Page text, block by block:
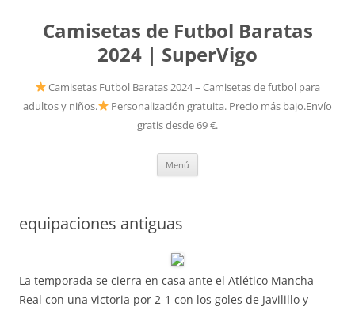
Camisetas de Futbol Baratas
2024 | SuperVigo
Camisetas Futbol Baratas 2024 – Camisetas de futbol para
adultos y niños.
Personalización gratuita. Precio más bajo.Envío
gratis desde 69 €.
Menú
equipaciones antiguas
La temporada se cierra en casa ante el Atlético Mancha
Real con una victoria por 2-1 con los goles de Javilillo y